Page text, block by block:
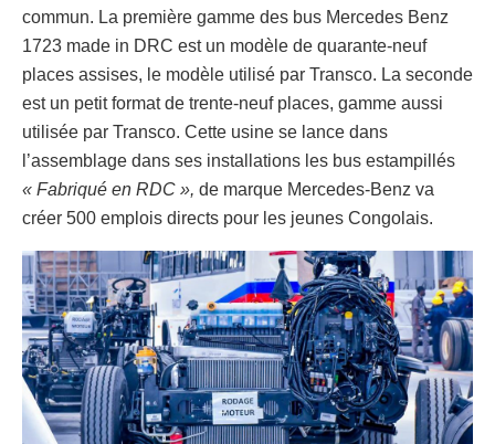
commun. La première gamme des bus Mercedes Benz
1723 made in DRC est un modèle de quarante-neuf
places assises, le modèle utilisé par Transco. La seconde
est un petit format de trente-neuf places, gamme aussi
utilisée par Transco. Cette usine se lance dans
l’assemblage dans ses installations les bus estampillés
« Fabriqué en RDC », de marque Mercedes-Benz va
créer 500 emplois directs pour les jeunes Congolais.